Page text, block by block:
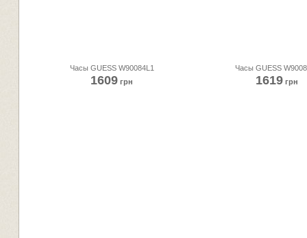
Часы GUESS W90084L1
1609 грн
Часы GUESS
1619 грн